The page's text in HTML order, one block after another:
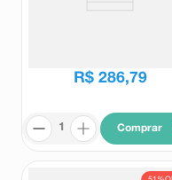
Suplemento Alimentar Fixare
R$ 286,79
Comprar